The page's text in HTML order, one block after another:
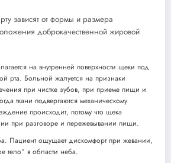
зависят от формы и размера
доброкачественной жировой
на внутренней поверхности щеки под
рта. Больной жалуется на признаки
при чистке зубов, при приеме пищи и
ткани подвергаются механическому
происходит, потому что щека
при разговоре и пережевывании пищи.
Пациент ощущает дискомфорт при жевании,
тело” в области неба.